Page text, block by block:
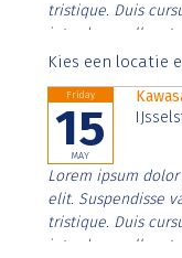
tristique. Duis
interdum nulla, ut
Aenean faucibus
Kies een locatie
Friday
15
MAY
Lorem ipsum
elit. Suspendisse
tristique. Duis
interdum nulla, ut